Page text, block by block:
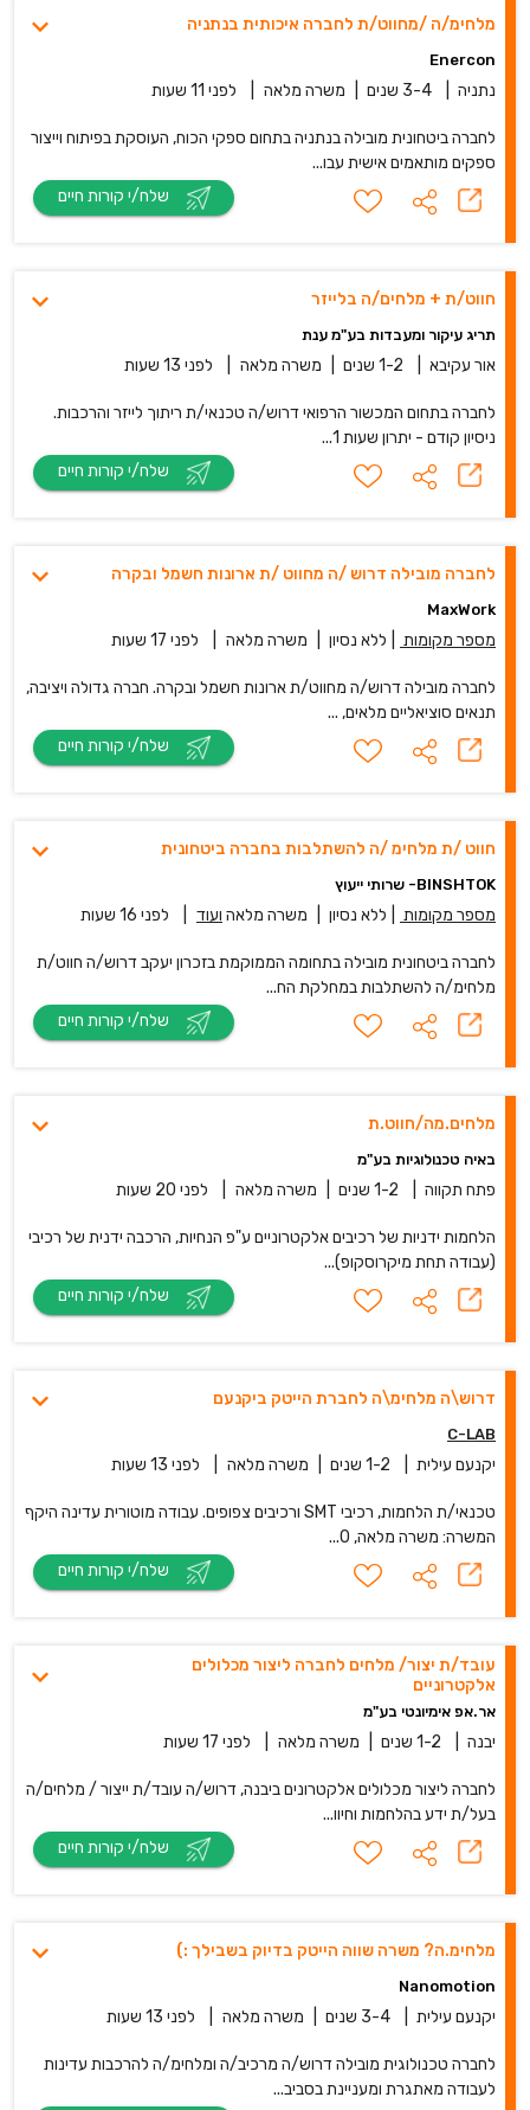
מלחימ/ה /מחווט/ת לחברה איכותית בנתניה
Enercon
נתניה 3-4 שנים משרה מלאה לפני 11 שעות
לחברה ביטחונית מובילה בנתניה בתחום ספקי הכוח, העוסקת בפיתוח וייצור
ספקים מותאמים אישית עבו...
חווט/ת + מלחים/ה בלייזר
תריג עיקור ומעבדות בע"מ ענת
אור עקיבא 1-2 שנים משרה מלאה לפני 13 שעות
לחברה בתחום המכשור הרפואי דרוש/ה טכנאי/ת ריתוך לייזר והרכבות.
ניסיון קודם - יתרון שעות 1...
לחברה מובילה דרוש /ה מחווט /ת ארונות חשמל ובקרה
MaxWork
מספר מקומות ללא נסיון משרה מלאה לפני 17 שעות
לחברה מובילה דרוש/ה מחווט/ת ארונות חשמל ובקרה. חברה גדולה ויציבה,
תנאים סוציאליים מלאים, ...
חווט /ת מלחימ /ה להשתלבות בחברה ביטחונית
BINSHTOK- שרותי ייעוץ
מספר מקומות ללא נסיון משרה מלאה ועוד לפני 16 שעות
לחברה ביטחונית מובילה בתחומה הממוקמת בזכרון יעקב דרוש/ה חווט/ת
מלחימ/ה להשתלבות במחלקת הח...
מלחים.מה/חווט.ת
באיה טכנולוגיות בע"מ
פתח תקווה 1-2 שנים משרה מלאה לפני 20 שעות
הלחמות ידניות של רכיבים אלקטרוניים ע"פ הנחיות, הרכבה ידנית של רכיבי
(עבודה תחת מיקרוסקופ)...
דרוש\ה מלחימ\ה לחברת הייטק ביקנעם
C-LAB
יקנעם עילית 1-2 שנים משרה מלאה לפני 13 שעות
טכנאי/ת הלחמות, רכיבי SMT ורכיבים צפופים. עבודה מוטורית עדינה היקף
המשרה: משרה מלאה, 0...
עובד/ת יצור/ מלחים לחברה ליצור מכלולים
אלקטרוניים
אר.אפ אימיונטי בע"מ
יבנה 1-2 שנים משרה מלאה לפני 17 שעות
לחברה ליצור מכלולים אלקטרונים ביבנה, דרוש/ה עובד/ת ייצור / מלחים/ה
בעל/ת ידע בהלחמות וחיוו...
מלחימ.ה? משרה שווה הייטק בדיוק בשבילך :)
Nanomotion
יקנעם עילית 3-4 שנים משרה מלאה לפני 13 שעות
לחברה טכנולוגית מובילה דרוש/ה מרכיב/ה ומלחימ/ה להרכבות עדינות
לעבודה מאתגרת ומעניינת בסביב...